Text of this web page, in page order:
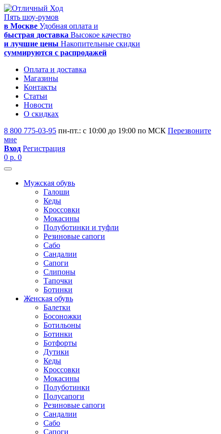
Пять шоу-румов
в Москве Удобная оплата и
быстрая доставка Высокое качество
и лучшие цены Накопительные скидки
суммируются с распродажей
Оплата и доставка
Магазины
Контакты
Статьи
Новости
О скидках
8 800 775-03-95 пн-пт.: с 10:00 до 19:00 по МСК Перезвоните
мне
Вход Регистрация
0 р. 0
Мужская обувь
Галоши
Кеды
Кроссовки
Мокасины
Полуботинки и туфли
Резиновые сапоги
Сабо
Сандалии
Сапоги
Слипоны
Тапочки
Ботинки
Женская обувь
Балетки
Босоножки
Ботильоны
Ботинки
Ботфорты
Дутики
Кеды
Кроссовки
Мокасины
Полуботинки
Полусапоги
Резиновые сапоги
Сандалии
Сабо
Сапоги